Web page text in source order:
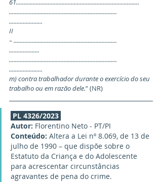
61.................................................................................
.......................................................................
......................
II
– ....................................................................
....................
.......................................................................
......................
m) contra trabalhador durante o exercício do seu
trabalho ou em razão dele.” (NR)
PL 4326/2023
Autor: Florentino Neto - PT/PI
Conteúdo: Altera a Lei nº 8.069, de 13 de
julho de 1990 – que dispõe sobre o
Estatuto da Criança e do Adolescente
para acrescentar circunstâncias
agravantes de pena do crime.